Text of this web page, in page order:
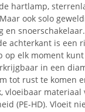
hartlamp,
ook solo
en
achterkant is een
op elk moment
in een
tot rust te komen
vloeibaar materiaal
(PE-HD). Vloeit